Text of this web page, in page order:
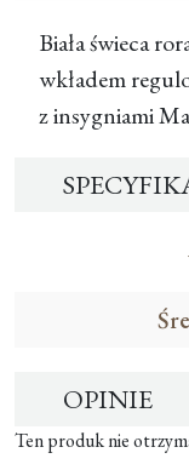
Biała świeca
wkładem
z insygniami
OPINIE
Ten produk nie